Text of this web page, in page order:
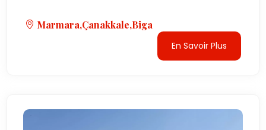
Marmara,Çanakkale,Biga
En Savoir Plus